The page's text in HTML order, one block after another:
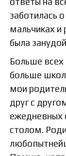
заботилась
мальчиках
была
Больше всех
больше
мои
друг с
ежедневных
столом.